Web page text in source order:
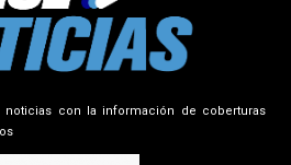
con la información de coberturas